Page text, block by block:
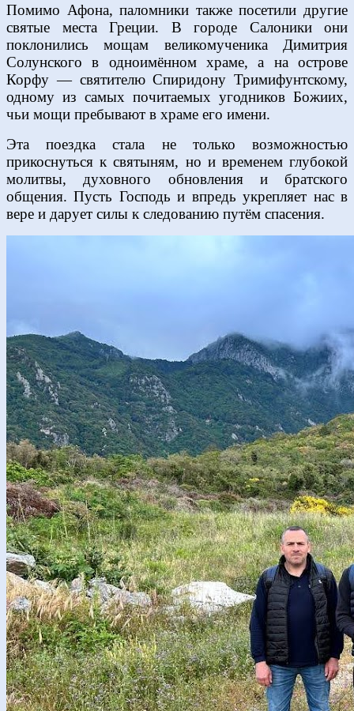
Помимо Афона, паломники также посетили другие
святые места Греции. В городе Салоники они
поклонились мощам великомученика Димитрия
Солунского в одноимённом храме, а на острове
Корфу — святителю Спиридону Тримифунтскому,
одному из самых почитаемых угодников Божиих,
чьи мощи пребывают в храме его имени.
Эта поездка стала не только возможностью
прикоснуться к святыням, но и временем глубокой
молитвы, духовного обновления и братского
общения. Пусть Господь и впредь укрепляет нас в
вере и дарует силы к следованию путём спасения.